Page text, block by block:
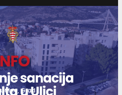
,Grad